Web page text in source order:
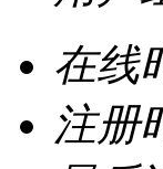
在线
注册